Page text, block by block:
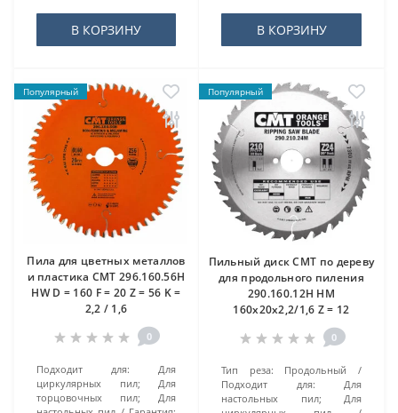
В КОРЗИНУ В КОРЗИНУ
Популярный
Пила для цветных металлов
и пластика CMT 296.160.56H
HW D = 160 F = 20 Z = 56 K =
2,2 / 1,6
0
Подходит для:
Для
циркулярных пил; Для
торцовочных пил; Для
Популярный
Пильный диск CMT по дереву
для продольного пиления
290.160.12H HM
160x20x2,2/1,6 Z = 12
0
Тип реза:
Продольный
Подходит для:
Для
настольных пил; Для